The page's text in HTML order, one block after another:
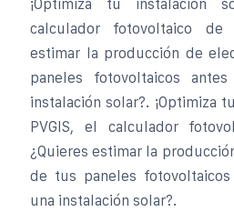
¡Optimiza tu instalación
calculador fotovoltaico de
estimar la producción de
paneles fotovoltaicos
instalación solar?. ¡Optimiza
PVGIS, el calculador
¿Quieres estimar la
de tus paneles
una instalación solar?.